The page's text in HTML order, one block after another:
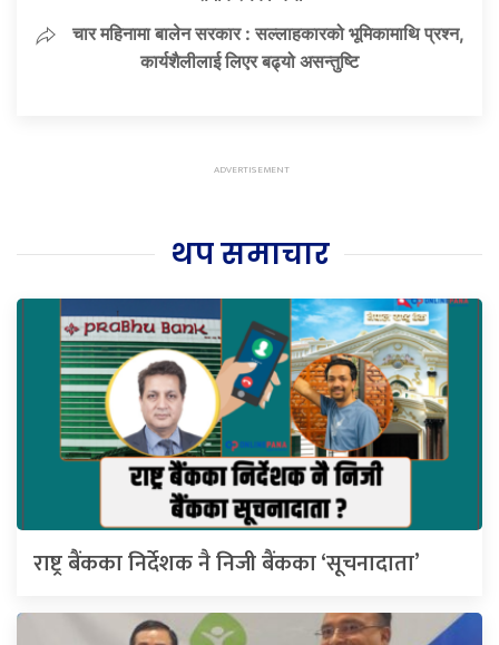
चार महिनामा बालेन सरकार : सल्लाहकारको भूमिकामाथि प्रश्न,
कार्यशैलीलाई लिएर बढ्यो असन्तुष्टि
थप समाचार
राष्ट्र बैंकका निर्देशक नै निजी बैंकका ‘सूचनादाता’